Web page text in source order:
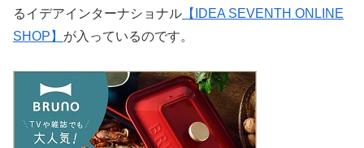
るイデアインターナショナル 【IDEA SEVENTH ONLINE
SHOP】 が入っているのです。